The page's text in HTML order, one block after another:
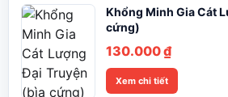
Khổng Minh Gia Cát
cứng)
130.000₫
Xem chi tiết